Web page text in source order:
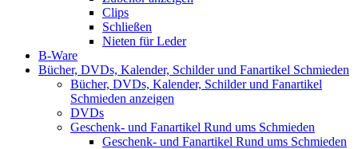
Clips
Schließen
Nieten für Leder
B-Ware
Bücher, DVDs, Kalender, Schilder und Fanartikel Schmieden
Bücher, DVDs, Kalender, Schilder und Fanartikel
Schmieden anzeigen
DVDs
Geschenk- und Fanartikel Rund ums Schmieden
Geschenk- und Fanartikel Rund ums Schmieden